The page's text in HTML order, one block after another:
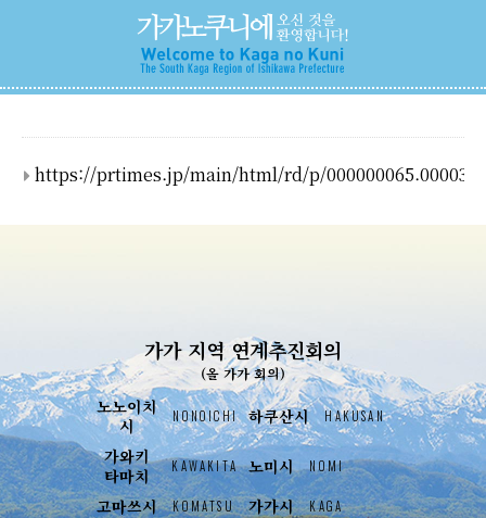
https://prtimes.jp/main/html/rd/p/
가가 지역 연계추진회의
(올 가가 회의)
노노이치
시
NONOICHI 하쿠산시 HAKUSAN
가와키
타마치
KAWAKITA 노미시 NOMI
고마쓰시 KOMATSU 가가시 KAGA